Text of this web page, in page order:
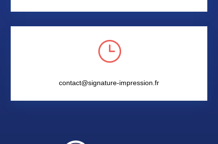
}
contact@signature-impression.fr